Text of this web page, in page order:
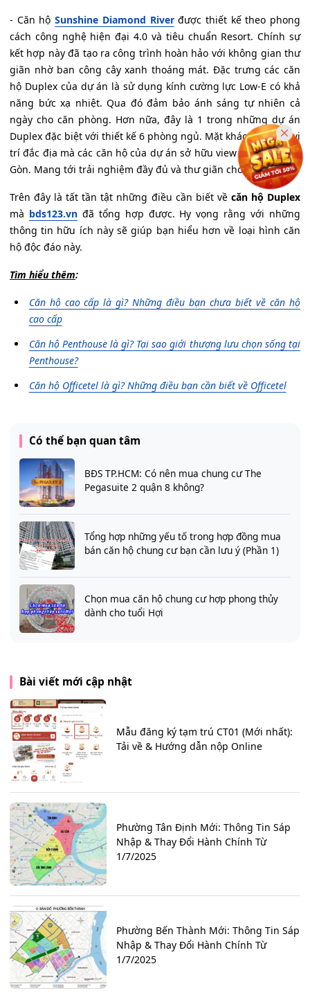
- Căn hộSunshine Diamond Riverđược thiết kế theo phong
cách công nghệ hiện đại 4.0 và tiêu chuẩn Resort. Chính sự
kết hợp này đã tạo ra công trình hoàn hảo với không gian thư
giãn nhờ ban công cây xanh thoáng mát. Đặc trưng các căn
hộ Duplex của dự án là sử dụng kính cường lực Low-E có khả
năng bức xạ nhiệt. Qua đó đảm bảo ánh sáng tự nhiên cả
ngày cho căn phòng. Hơn nữa, đây là 1 trong những dự án
Duplex đặc biệt với thiết kế 6 phòng ngủ. Mặt khác, nhờ vào vị
trí đắc địa mà các căn hộ của dự án sở hữu view mặt sông Sài
Gòn. Mang tới trải nghiệm đầy đủ và thư giãn cho chủ nhân.
Trên đây là tất tần tật những điều cần biết về căn hộ Duplex
mà bds123.vnđã tổng hợp được. Hy vọng rằng với những
thông tin hữu ích này sẽ giúp bạn hiểu hơn về loại hình căn
hộ độc đáo này.
Tìm hiểu thêm:
Căn hộ cao cấp là gì? Những điều bạn chưa biết về căn hộ
cao cấp
Căn hộ Penthouse là gì? Tại sao giới thượng lưu chọn sống tại
Penthouse?
Căn hộ Officetel là gì? Những điều bạn cần biết về Officetel
Có thể bạn quan tâm
BĐS TP.HCM: Có nên mua chung cư The
Pegasuite 2 quận 8 không?
Tổng hợp những yếu tố trong hợp đồng mua
bán căn hộ chung cư bạn cần lưu ý (Phần 1)
Chọn mua căn hộ chung cư hợp phong thủy
dành cho tuổi Hợi
Bài viết mới cập nhật
Mẫu đăng ký tạm trú CT01 (Mới nhất):
Tải về & Hướng dẫn nộp Online
Phường Tân Định Mới: Thông Tin Sáp
Nhập & Thay Đổi Hành Chính Từ
1/7/2025
Phường Bến Thành Mới: Thông Tin Sáp
Nhập & Thay Đổi Hành Chính Từ
1/7/2025